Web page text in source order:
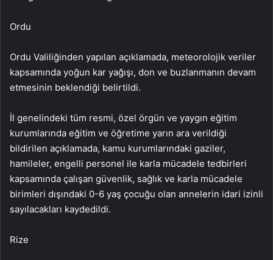
Ordu
Ordu Valiliğinden yapılan açıklamada, meteorolojik veriler
kapsamında yoğun kar yağışı, don ve buzlanmanın devam
etmesinin beklendiği belirtildi.
İl genelindeki tüm resmi, özel örgün ve yaygın eğitim
kurumlarında eğitim ve öğretime yarın ara verildiği
bildirilen açıklamada, kamu kurumlarındaki gaziler,
hamileler, engelli personel ile karla mücadele tedbirleri
kapsamında çalışan güvenlik, sağlık ve karla mücadele
birimleri dışındaki 0-6 yaş çocuğu olan annelerin idari izinli
sayılacakları kaydedildi.
Rize